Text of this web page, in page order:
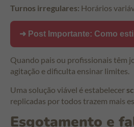
Turnos irregulares: Horários
➜ Post Importante: Como
Quando pais ou profissionais têm
agitação e dificulta ensinar limites.
Uma solução viável é estabelecer
replicadas por todos trazem mais
Esgotamento e